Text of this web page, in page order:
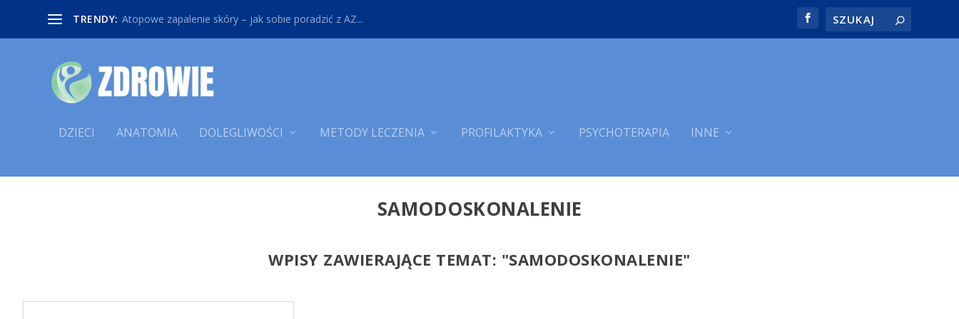
TRENDY: Atopowe zapalenie skóry – jak sobie poradzić z AZ...
DZIECI ANATOMIA DOLEGLIWOŚCI METODY LECZENIA PROFILAKTYKA PSYCHOTERAPIA INNE
SAMODOSKONALENIE
WPISY ZAWIERAJĄCE TEMAT: "SAMODOSKONALENIE"